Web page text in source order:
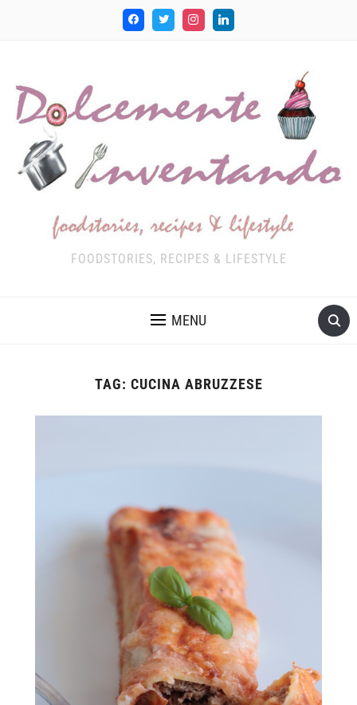
FOODSTORIES, RECIPES & LIFESTYLE
MENU
TAG: CUCINA ABRUZZESE